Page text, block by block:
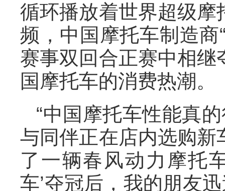
循环播放着世界超级
频，中国摩托车制造商
赛事双回合正赛中相
国摩托车的消费热潮。
“中国摩托车性能真
与同伴正在店内选购
了一辆春风动力摩托
车’夺冠后，我的朋友